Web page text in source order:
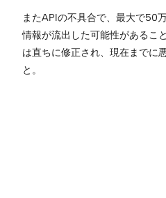
またAPIの不具合で、最大で50
情報が流出した可能性があるこ
は直ちに修正され、現在までに
と。